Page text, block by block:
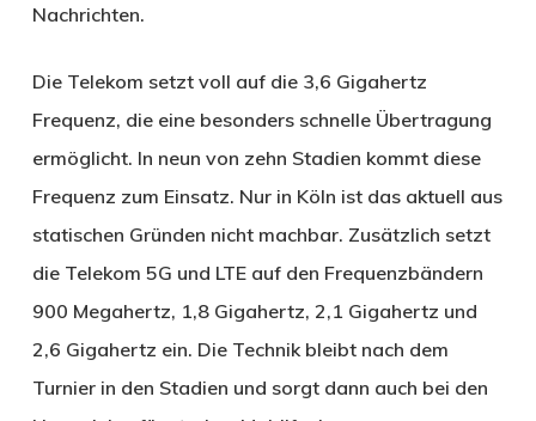
Nachrichten.
Die Telekom setzt voll auf die 3,6 Gigahertz
Frequenz, die eine besonders schnelle Übertragung
ermöglicht. In neun von zehn Stadien kommt diese
Frequenz zum Einsatz. Nur in Köln ist das aktuell aus
statischen Gründen nicht machbar. Zusätzlich setzt
die Telekom 5G und LTE auf den Frequenzbändern
900 Megahertz, 1,8 Gigahertz, 2,1 Gigahertz und
2,6 Gigahertz ein. Die Technik bleibt nach dem
Turnier in den Stadien und sorgt dann auch bei den